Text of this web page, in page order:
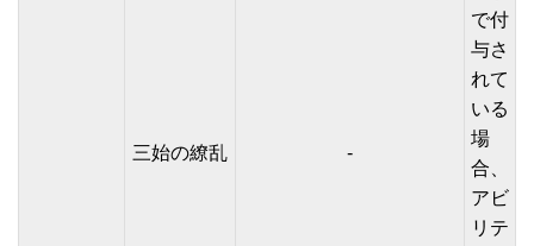
三始の繚乱 -
で付
与さ
れて
いる
場
合、
アビ
リテ